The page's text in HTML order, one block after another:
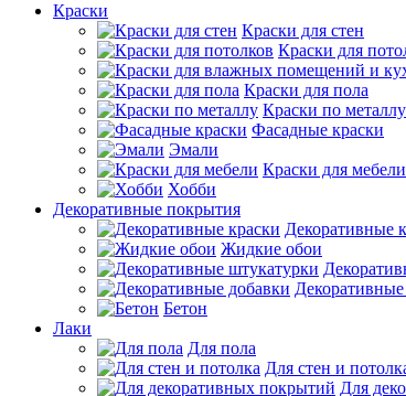
Краски
Краски для стен
Краски для
Краски для пола
Краски по металлу
Фасадные краски
Эмали
Краски для мебели
Хобби
Декоративные покрытия
Декоративные
Жидкие обои
Бетон
Лаки
Для пола
Для стен и
Для